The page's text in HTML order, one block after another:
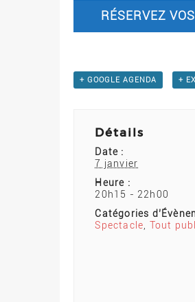
RÉSERVEZ
+ GOOGLE AGENDA +
Détails
Date :
7 janvier
Heure :
20h15 - 22h00
Catégories
Spectacle
Tout